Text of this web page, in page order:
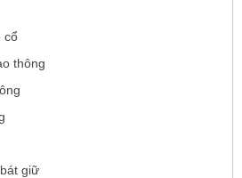
cổ
thông
giữ